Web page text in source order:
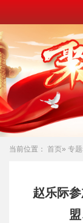
当前位置： 首页» 专题
赵乐际